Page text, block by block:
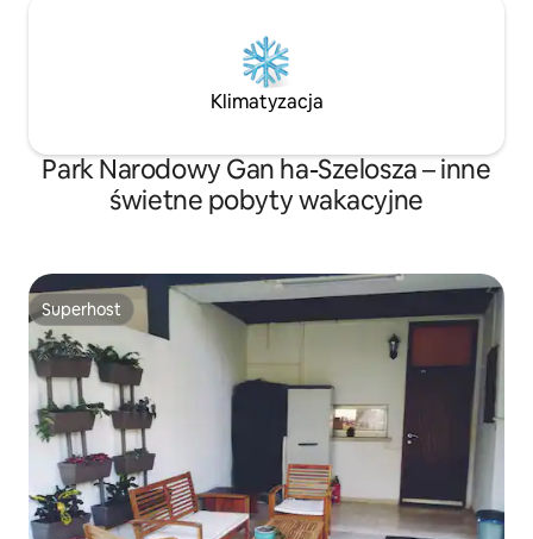
Klimatyzacja
Park Narodowy Gan ha-Szelosza – inne
świetne pobyty wakacyjne
Superhost
Superhost